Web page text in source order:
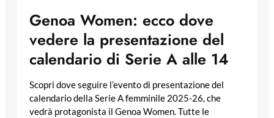
Genoa Women: ecco dove
vedere la presentazione del
calendario di Serie A alle 14
Scopri dove seguire l’evento di presentazione del
calendario della Serie A femminile 2025-26, che
vedrà protagonista il Genoa Women. Tutte le